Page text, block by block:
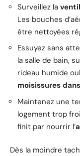
Surveillez la
Les bouches
être nettoyées
Essuyez sans
la salle de bain,
rideau humide
moisissures
Maintenez une
logement trop
finit par nourrir l’
Dès la moindre